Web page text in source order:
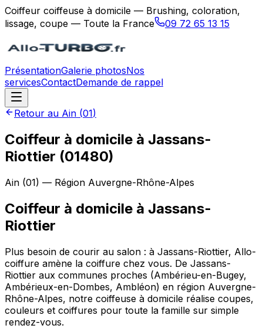
Coiffeur coiffeuse à domicile — Brushing, coloration,
lissage, coupe — Toute la France
09 72 65 13 15
PrésentationGalerie photosNos
servicesContactDemande de rappel
Retour au Ain (01)
Coiffeur à domicile à Jassans-
Riottier (01480)
Ain (01) — Région Auvergne-Rhône-Alpes
Coiffeur à domicile à Jassans-
Riottier
Plus besoin de courir au salon : à Jassans-Riottier, Allo-
coiffure amène la coiffure chez vous. De Jassans-
Riottier aux communes proches (Ambérieu-en-Bugey,
Ambérieux-en-Dombes, Ambléon) en région Auvergne-
Rhône-Alpes, notre coiffeuse à domicile réalise coupes,
couleurs et coiffures pour toute la famille sur simple
rendez-vous.